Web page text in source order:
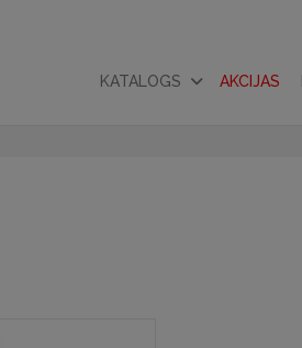
KATALOGS AKCIJAS